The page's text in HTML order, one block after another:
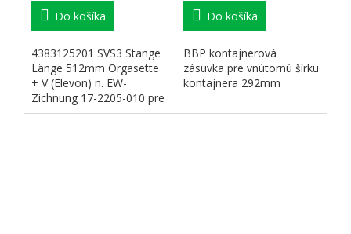
Do košíka
4383125201 SVS3 Stange
Länge 512mm Orgasette
+ V (Elevon) n. EW-
Zichnung 17-2205-010 pre
zásuvku 361859
Do košíka
BBP kontajnerová
zásuvka pre vnútornú šírku
kontajnera 292mm